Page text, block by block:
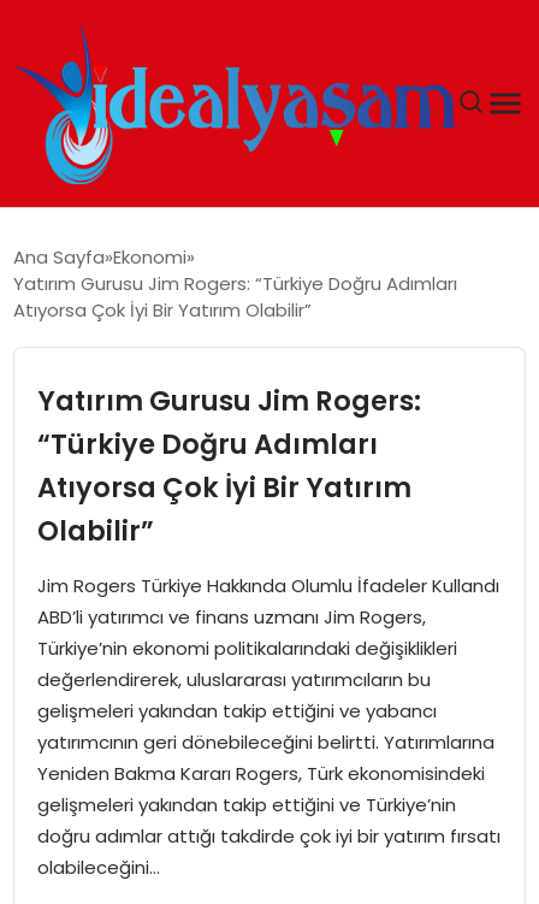
GÜNDEM
İDEAL SPOR
MAGAZIN
SAĞLIK
SOSYAL HABER
Ana Sayfa Ekonomi
Yatırım Gurusu Jim Rogers: “Türkiye Doğru Adımları
Atıyorsa Çok İyi Bir Yatırım Olabilir”
Yatırım Gurusu Jim Rogers:
“Türkiye Doğru Adımları
Atıyorsa Çok İyi Bir Yatırım
Olabilir”
Jim Rogers Türkiye Hakkında Olumlu İfadeler Kullandı
ABD’li yatırımcı ve finans uzmanı Jim Rogers,
Türkiye’nin ekonomi politikalarındaki değişiklikleri
değerlendirerek, uluslararası yatırımcıların bu
gelişmeleri yakından takip ettiğini ve yabancı
yatırımcının geri dönebileceğini belirtti. Yatırımlarına
Yeniden Bakma Kararı Rogers, Türk ekonomisindeki
gelişmeleri yakından takip ettiğini ve Türkiye’nin
doğru adımlar attığı takdirde çok iyi bir yatırım fırsatı
olabileceğini…